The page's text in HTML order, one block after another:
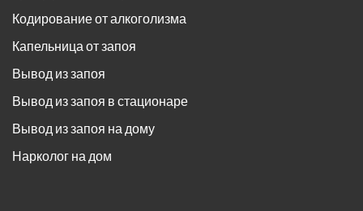
Кодирование от алкоголизма
Капельница от запоя
Вывод из запоя
Вывод из запоя в стационаре
Вывод из запоя на дому
Нарколог на дом